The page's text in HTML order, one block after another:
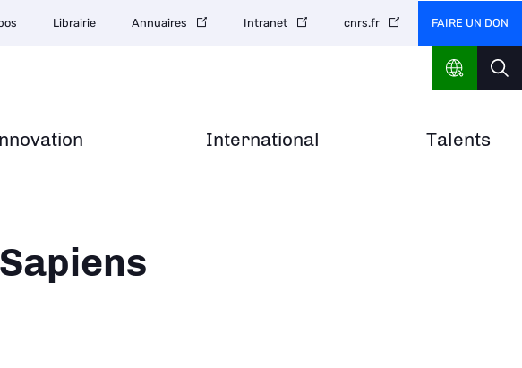
International Talents
Librairie Annuaires Intranet cnrs.fr FAIRE UN DON